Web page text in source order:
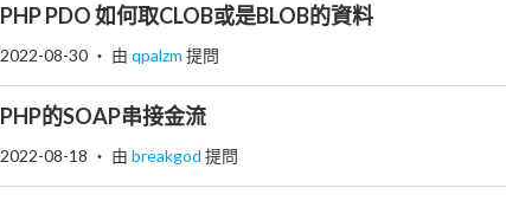
PHP PDO 如何取CLOB或是BLOB的資料
2022-08-30 ‧ 由 qpalzm 提問
PHP的SOAP串接金流
2022-08-18 ‧ 由 breakgod 提問